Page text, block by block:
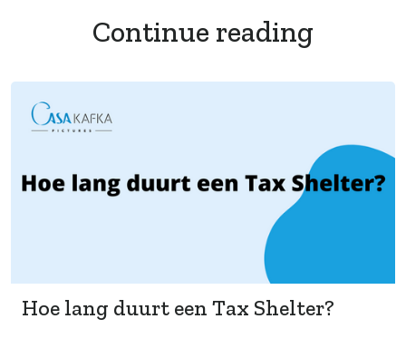
Continue reading
Hoe lang duurt een Tax Shelter?